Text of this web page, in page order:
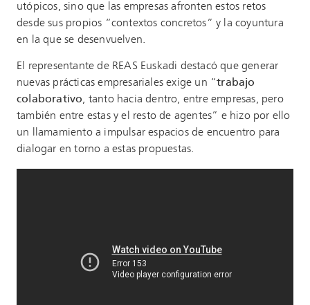
utópicos, sino que las empresas afronten estos retos
desde sus propios “contextos concretos” y la coyuntura
en la que se desenvuelven.
El representante de REAS Euskadi destacó que generar
nuevas prácticas empresariales exige un “trabajo
colaborativo , tanto hacia dentro, entre empresas, pero
también entre estas y el resto de agentes” e hizo por ello
un llamamiento a impulsar espacios de encuentro para
dialogar en torno a estas propuestas.